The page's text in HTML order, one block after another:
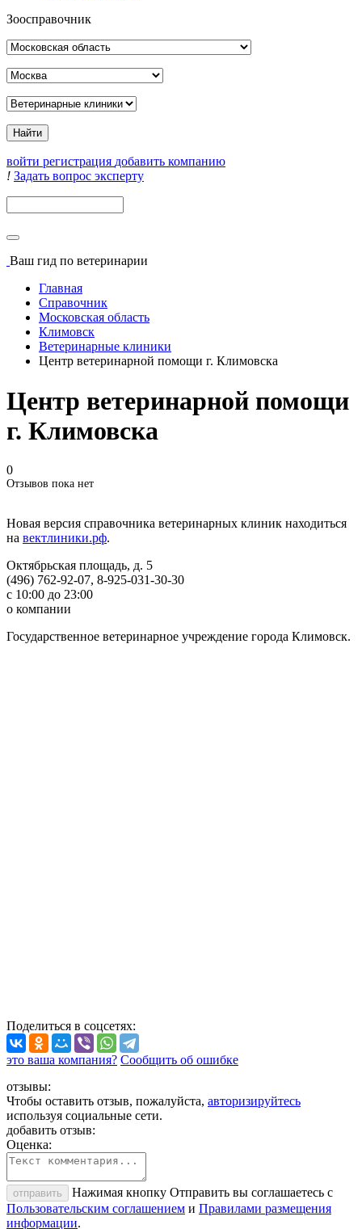
Зоосправочник
войти регистрация добавить компанию
! Задать вопрос эксперту
Ваш гид по ветеринарии
Главная
Справочник
Московская область
Климовск
Ветеринарные клиники
Центр ветеринарной помощи г. Климовска
Центр ветеринарной помощи
г. Климовска
0
Отзывов пока нет
Новая версия справочника ветеринарных клиник находиться
на вектлиники.рф.
Октябрьская площадь, д. 5
(496) 762-92-07, 8-925-031-30-30
с 10:00 до 23:00
о компании
Государственное ветеринарное учреждение города Климовск.
Поделиться в соцсетях:
это ваша компания? Сообщить об ошибке
отзывы:
Чтобы оставить отзыв, пожалуйста, авторизируйтесь
используя социальные сети.
добавить отзыв:
Оценка:
отправить
Нажимая кнопку Отправить вы соглашаетесь с
Пользовательским соглашением и Правилами размещения
информации.